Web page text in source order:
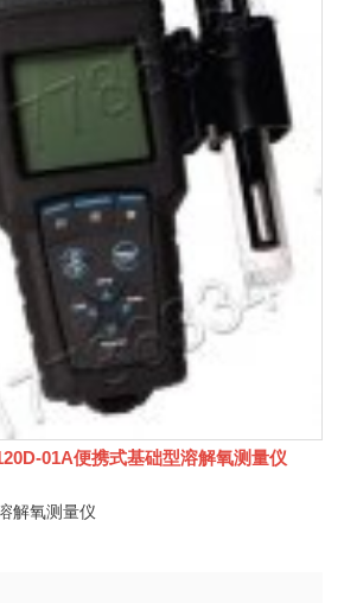
01A便携式基础型溶解氧测量仪
解氧测量仪